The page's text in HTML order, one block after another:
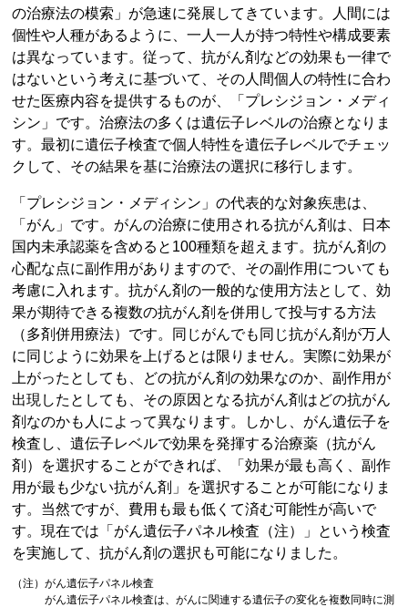
の治療法の模索」が急速に発展してきています。人間には
個性や人種があるように、一人一人が持つ特性や構成要素
は異なっています。従って、抗がん剤などの効果も一律で
はないという考えに基づいて、その人間個人の特性に合わ
せた医療内容を提供するものが、「プレシジョン・メディ
シン」です。治療法の多くは遺伝子レベルの治療となりま
す。最初に遺伝子検査で個人特性を遺伝子レベルでチェッ
クして、その結果を基に治療法の選択に移行します。
「プレシジョン・メディシン」の代表的な対象疾患は、
「がん」です。がんの治療に使用される抗がん剤は、日本
国内未承認薬を含めると100種類を超えます。抗がん剤の
心配な点に副作用がありますので、その副作用についても
考慮に入れます。抗がん剤の一般的な使用方法として、効
果が期待できる複数の抗がん剤を併用して投与する方法
（多剤併用療法）です。同じがんでも同じ抗がん剤が万人
に同じように効果を上げるとは限りません。実際に効果が
上がったとしても、どの抗がん剤の効果なのか、副作用が
出現したとしても、その原因となる抗がん剤はどの抗がん
剤なのかも人によって異なります。しかし、がん遺伝子を
検査し、遺伝子レベルで効果を発揮する治療薬（抗がん
剤）を選択することができれば、「効果が最も高く、副作
用が最も少ない抗がん剤」を選択することが可能になりま
す。当然ですが、費用も最も低くて済む可能性が高いで
す。現在では「がん遺伝子パネル検査（注）」という検査
を実施して、抗がん剤の選択も可能になりました。
（注）がん遺伝子パネル検査
がん遺伝子パネル検査は、がんに関連する遺伝子の変化を複数同時に測